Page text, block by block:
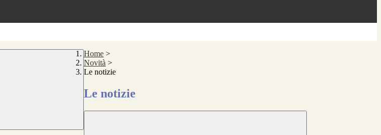
Home >
Novità >
Le notizie
Le notizie